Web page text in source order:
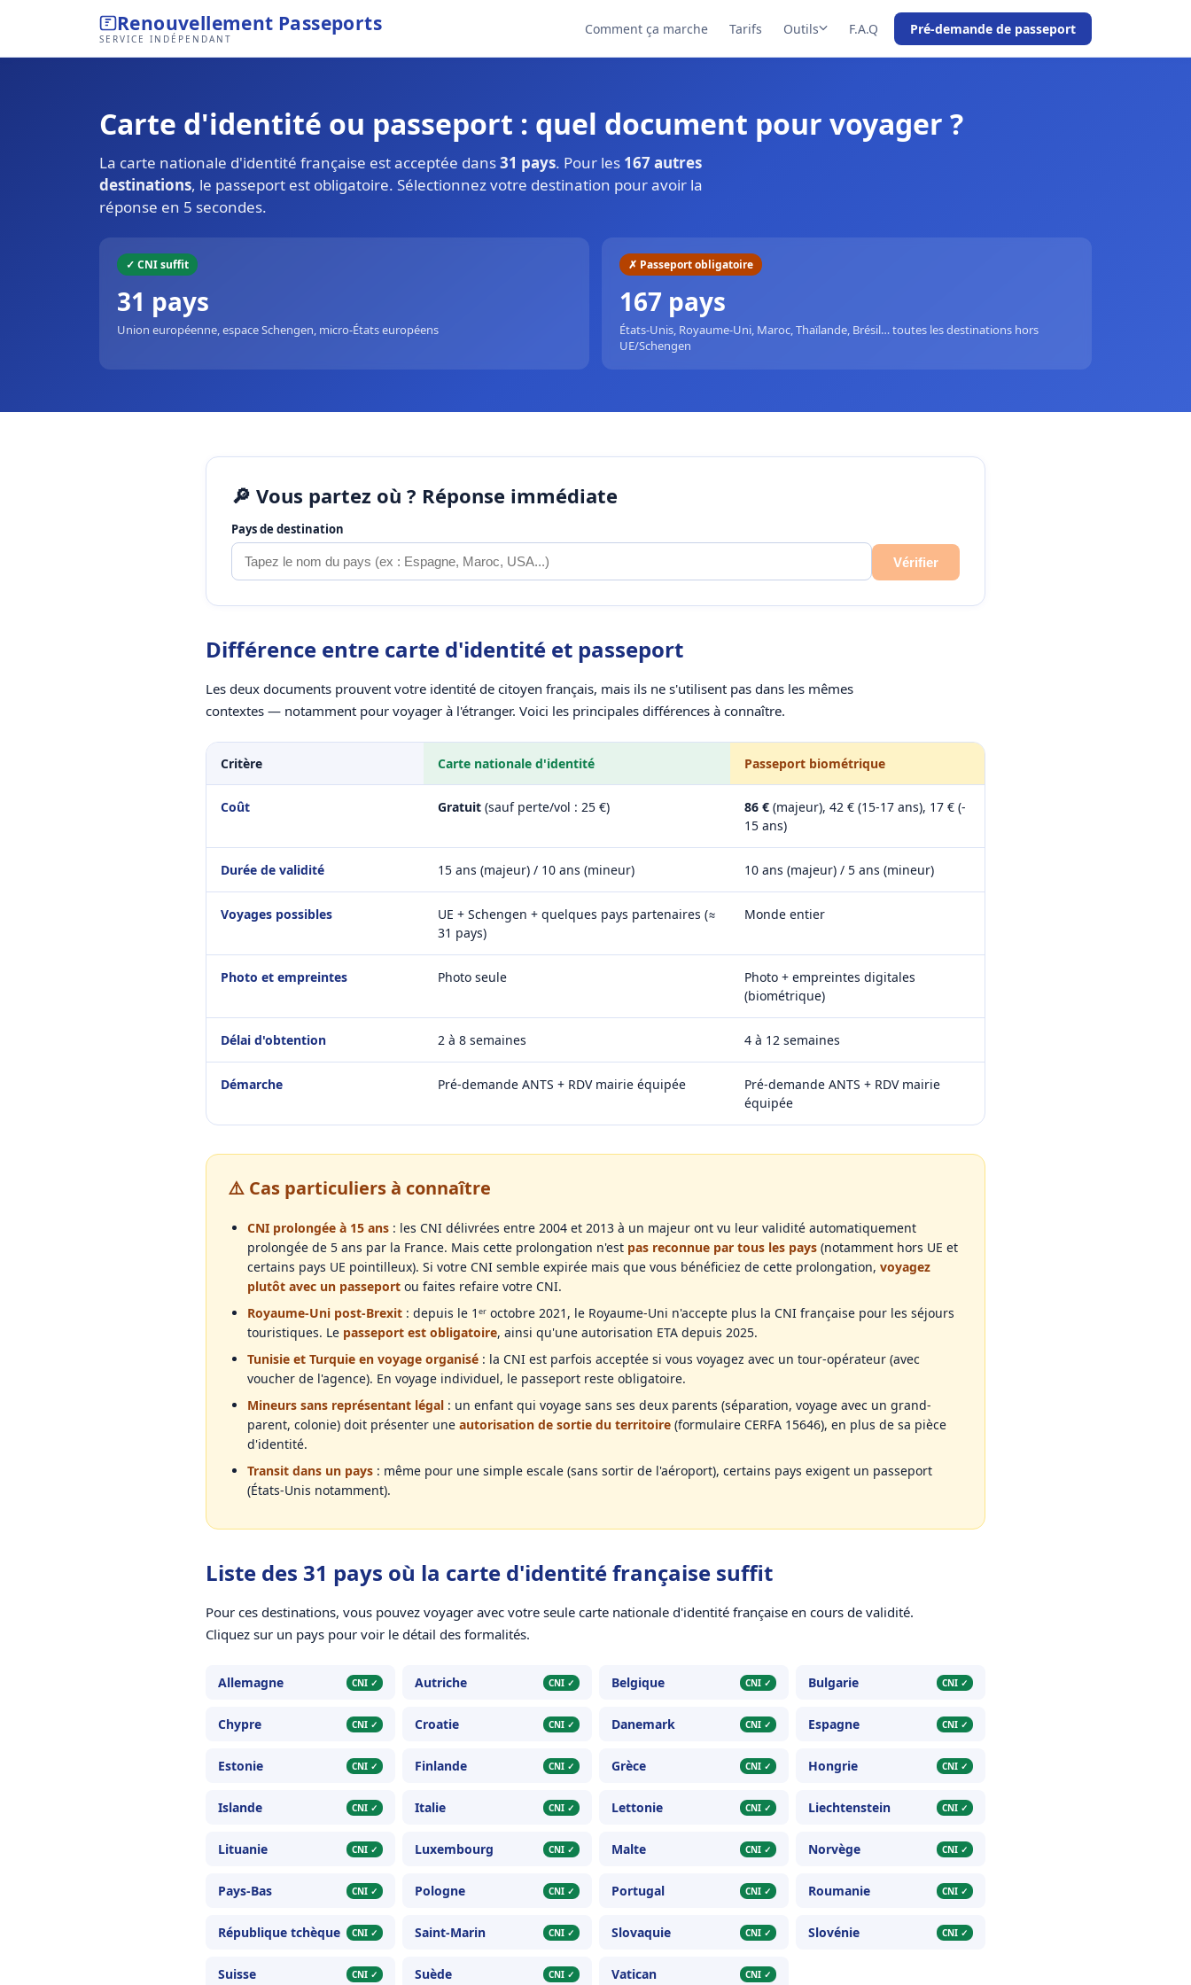
Renouvellement Passeports
SERVICE INDÉPENDANT
Comment ça marche Tarifs Outils F.A.Q Pré-demande de passeport
Carte d'identité ou passeport : quel document pour voyager ?
La carte nationale d'identité française est acceptée dans31 pays. Pour les 167 autres
destinations, le passeport est obligatoire. Sélectionnez votre destination pour avoir la
réponse en 5 secondes.
✓ CNI suffit
31 pays
Union européenne, espace Schengen, micro-États européens
✗ Passeport obligatoire
167 pays
États-Unis, Royaume-Uni, Maroc, Thaïlande, Brésil… toutes les destinations hors
UE/Schengen
🔎 Vous partez où ? Réponse immédiate
Pays de destination
Vérifier
Différence entre carte d'identité et passeport
Les deux documents prouvent votre identité de citoyen français, mais ils ne s'utilisent pas dans les mêmes
contextes — notamment pour voyager à l'étranger. Voici les principales différences à connaître.
Critère Carte nationale d'identité Passeport biométrique
Coût Gratuit (sauf perte/vol : 25 €) 86 € (majeur), 42 € (15-17 ans), 17 € (-
15 ans)
Durée de validité 15 ans (majeur) / 10 ans (mineur) 10 ans (majeur) / 5 ans (mineur)
Voyages possibles
UE + Schengen + quelques pays partenaires (≈
31 pays)
Monde entier
Photo et empreintes Photo seule
Photo + empreintes digitales
(biométrique)
Délai d'obtention 2 à 8 semaines 4 à 12 semaines
Démarche Pré-demande ANTS + RDV mairie équipée
Pré-demande ANTS + RDV mairie
équipée
⚠️ Cas particuliers à connaître
CNI prolongée à 15 ans : les CNI délivrées entre 2004 et 2013 à un majeur ont vu leur validité automatiquement
prolongée de 5 ans par la France. Mais cette prolongation n'est pas reconnue par tous les pays (notamment hors UE et
certains pays UE pointilleux). Si votre CNI semble expirée mais que vous bénéficiez de cette prolongation, voyagez
plutôt avec un passeport ou faites refaire votre CNI.
Royaume-Uni post-Brexit : depuis le 1ᵉʳ octobre 2021, le Royaume-Uni n'accepte plus la CNI française pour les séjours
touristiques. Le passeport est obligatoire, ainsi qu'une autorisation ETA depuis 2025.
Tunisie et Turquie en voyage organisé : la CNI est parfois acceptée si vous voyagez avec un tour-opérateur (avec
voucher de l'agence). En voyage individuel, le passeport reste obligatoire.
Mineurs sans représentant légal : un enfant qui voyage sans ses deux parents (séparation, voyage avec un grand-
parent, colonie) doit présenter une autorisation de sortie du territoire (formulaire CERFA 15646), en plus de sa pièce
d'identité.
Transit dans un pays : même pour une simple escale (sans sortir de l'aéroport), certains pays exigent un passeport
(États-Unis notamment).
Liste des 31 pays où la carte d'identité française suffit
Pour ces destinations, vous pouvez voyager avec votre seule carte nationale d'identité française en cours de validité.
Cliquez sur un pays pour voir le détail des formalités.
Allemagne CNI ✓ Autriche CNI ✓ Belgique CNI ✓ Bulgarie CNI ✓
Chypre CNI ✓ Croatie CNI ✓ Danemark CNI ✓ Espagne CNI ✓
Estonie CNI ✓ Finlande CNI ✓ Grèce CNI ✓ Hongrie CNI ✓
Islande CNI ✓ Italie CNI ✓ Lettonie CNI ✓ Liechtenstein CNI ✓
Lituanie CNI ✓ Luxembourg CNI ✓ Malte CNI ✓ Norvège CNI ✓
Pays-Bas CNI ✓ Pologne CNI ✓ Portugal CNI ✓ Roumanie CNI ✓
République tchèque CNI ✓ Saint-Marin CNI ✓ Slovaquie CNI ✓ Slovénie CNI ✓
Suisse CNI ✓ Suède CNI ✓ Vatican CNI ✓